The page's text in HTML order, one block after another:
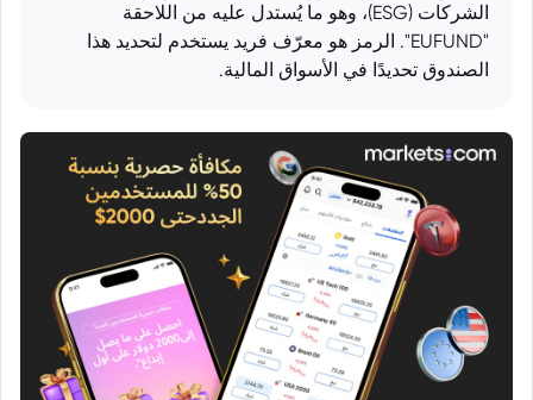
الشركات (ESG)، وهو ما يُستدل عليه من اللاحقة
"EUFUND". الرمز هو معرّف فريد يستخدم لتحديد هذا
الصندوق تحديدًا في الأسواق المالية.